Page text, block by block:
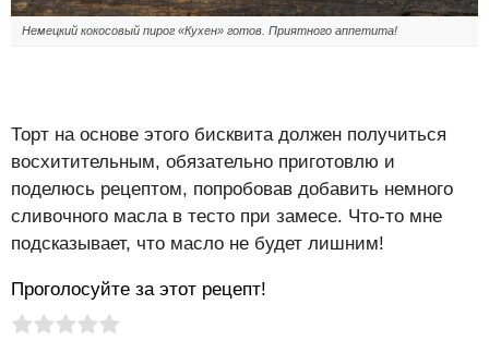
Немецкий кокосовый пирог «Кухен» готов. Приятного аппетита!
Торт на основе этого бисквита должен получиться
восхитительным, обязательно приготовлю и
поделюсь рецептом, попробовав добавить немного
сливочного масла в тесто при замесе. Что-то мне
подсказывает, что масло не будет лишним!
Проголосуйте за этот рецепт!
Рейтинг статьи: